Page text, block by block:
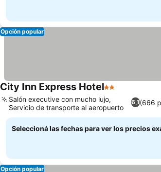
Opción popular
City Inn Express Hotel2 Estrellas
6,1(666
Salón executive con mucho lujo,
Servicio de transporte al aeropuerto
Seleccioná las fechas para ver los precios
Opción popular